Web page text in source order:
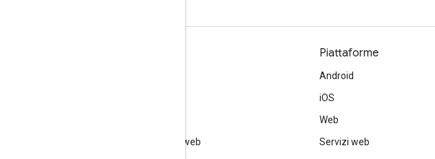
Ottimizzazione dell'utilizzo dei servizi web
Piattaforme
Android
iOS
Web
Servizi web